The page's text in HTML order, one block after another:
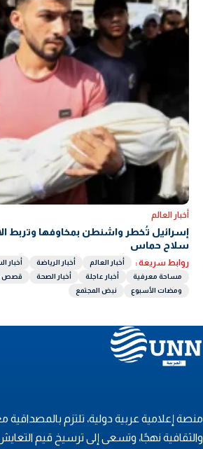
أخبار العالم
إسرائيل تُخطر واشنطن بمخاوفها وتربط
سلاح حماس
روابط سريعة : أخبار العالم أخبار الرياضة أخبار
مساحة معرفية
أخبار عاجلة أخبار الصحة قصص
ومضات الأسبوع
نبض المجتمع
إعلامية عربية دولية، تلتزم بالمصداقية
نهجًا، وتسعى إلى ترسيخ قيم